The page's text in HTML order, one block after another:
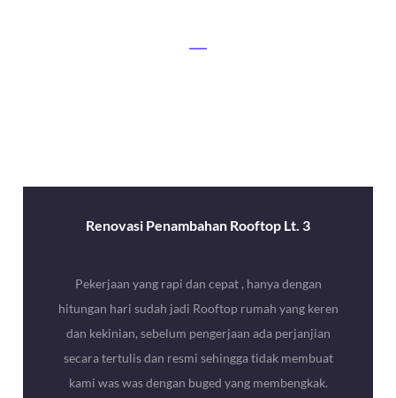
Renovasi Penambahan Rooftop Lt. 3
Pekerjaan yang rapi dan cepat , hanya dengan
hitungan hari sudah jadi Rooftop rumah yang keren
dan kekinian, sebelum pengerjaan ada perjanjian
secara tertulis dan resmi sehingga tidak membuat
kami was was dengan buged yang membengkak.